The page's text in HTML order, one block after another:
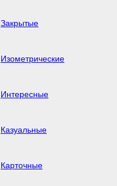
Закрытые
Изометрические
Интересные
Казуальные
Карточные